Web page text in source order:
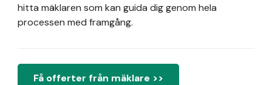
hitta mäklaren som kan guida dig genom hela
processen med framgång.
Få offerter från mäklare >>